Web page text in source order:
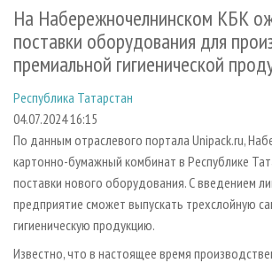
ЛЕСОПИЛЕНИЕ
ДЕРЕВООБРАБОТКА
СУШКА ДРЕВЕСИНЫ
ПРОИЗВОДСТВО ДРЕВЕСНЫХ ПЛИТ
ДЕРЕВЯННОЕ ДОМОСТРОЕНИЕ
ПРОИЗВОДСТВО МЕБЕЛИ
БИОЭНЕРГЕТИКА
ЦБП
ИНСТРУМЕНТ И МАТЕРИАЛЫ
НОВОСТИ ЖУРНАЛА
НОВОСТИ КОМПАНИЙ
ПРЕДПРИЯТИЯ ЛПК
ЛЕСНЫЕ РЕГИОНЫ РОССИИ
ПЕРСОНЫ
МОБИЛЬНЫЕ ВЫСТАВКИ
ОФИЦИАЛЬНЫЕ ДЕЛЕГАЦИИ
ПРИОРИТЕТНЫЕ ИНВЕСТПРОЕКТЫ
RUSSIAN FORESTRY REVIEW
ГАЗЕТА ЛЕСПРОМФОРУМ
БИБЛИОТЕКА СПЕЦИАЛИСТА
АРХИВ ЖУРНАЛОВ
СТАТЬИ
О ЖУРНАЛЕ
ПОДПИСКА
КОНТАКТЫ
РЕКЛАМОДАТЕЛЯМ
РЕКЛАМА
РЕКЛАМА НА САЙТЕ
На Набережночелнинском КБК
поставки оборудования для
премиальной гигиенической
Республика Татарстан
04.07.2024 16:15
По данным отраслевого портала Unipack.ru,
картонно-бумажный комбинат в Республике
поставки нового оборудования. С введением
предприятие сможет выпускать трехслойную
гигиеническую продукцию.
Известно, что в настоящее время